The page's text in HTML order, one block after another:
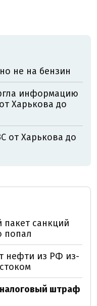
не на бензин
информацию
Харькова до
от Харькова до
санкций
попал
нефти из РФ из-
налоговый штраф